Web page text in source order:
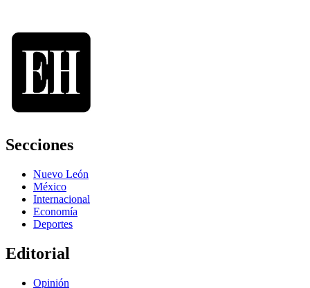
Secciones
Nuevo León
México
Internacional
Economía
Deportes
Editorial
Opinión